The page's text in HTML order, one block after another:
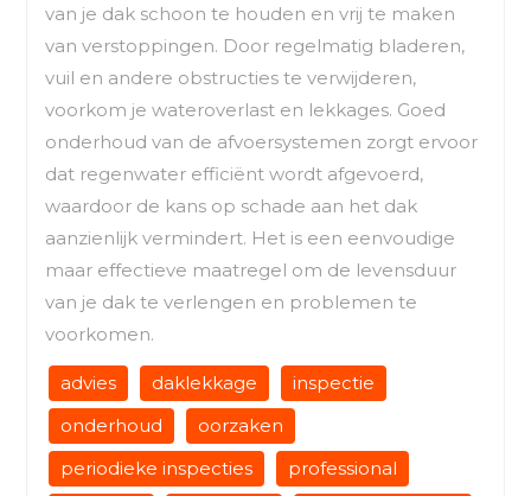
van je dak schoon te houden en vrij te maken
van verstoppingen. Door regelmatig bladeren,
vuil en andere obstructies te verwijderen,
voorkom je wateroverlast en lekkages. Goed
onderhoud van de afvoersystemen zorgt ervoor
dat regenwater efficiënt wordt afgevoerd,
waardoor de kans op schade aan het dak
aanzienlijk vermindert. Het is een eenvoudige
maar effectieve maatregel om de levensduur
van je dak te verlengen en problemen te
voorkomen.
advies daklekkage
inspectie
onderhoud
oorzaken
periodieke inspecties
professional